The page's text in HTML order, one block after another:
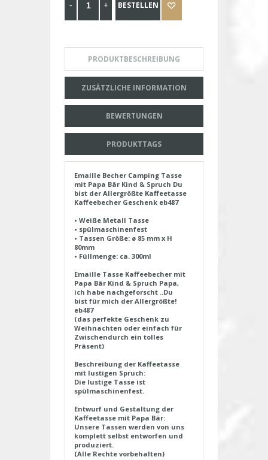
BESTELLEN
PRODUKTBESCHREIBUNG
ZUSÄTZLICHE INFORMATION
BEWERTUNGEN
PRODUKTTAGS
Emaille Becher Camping Tasse
mit Papa Bär Kind & Spruch Du
bist der Allergrößte Kaffeetasse
Kaffeebecher Geschenk eb487
• Weiße Metall Tasse
• spülmaschinenfest
• Tassen Größe: ø 85 mm x H
80mm
• Füllmenge: ca. 300ml
Emaille Tasse Kaffeebecher mit
Papa Bär Kind & Spruch Papa,
ich habe nachgeforscht ..Du
bist für mich der Allergrößte!
eb487
(das perfekte Geschenk zu
Weihnachten oder einfach für
Zwischendurch ein tolles
Präsent)
Beschreibung der Kaffeetasse
mit lustigen Spruch:
Die lustige Tasse ist
spülmaschinenfest.
Entwurf und Gestaltung der
Kaffeetasse mit Papa Bär:
Unsere Tassen werden von uns
komplett selbst entworfen und
produziert.
(Alle Rechte vorbehalten)